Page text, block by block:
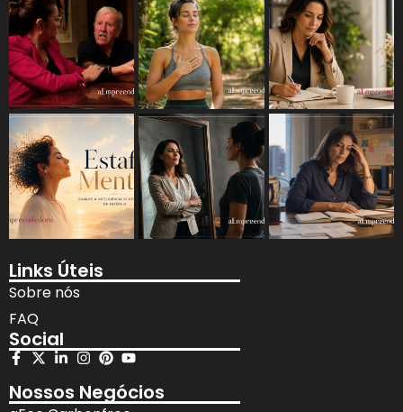
Links Úteis
Sobre nós
FAQ
Social
Nossos Negócios